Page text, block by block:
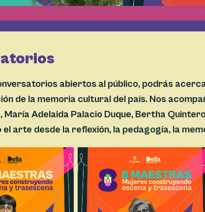
abiertos al público, podrás
de la memoria cultural del país. Nos
María Adelaida Palacio Duque, Bertha
arte desde la reflexión, la pedagogía, la